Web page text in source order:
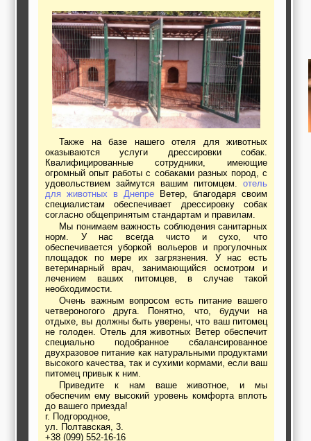
Трудоустройство,
кадровые агентства,
крюининг
Программирование
сайта
Также на базе нашего отеля для животных
оказываются услуги дрессировки собак.
Квалифицированные сотрудники, имеющие
огромный опыт работы с собаками разных пород, с
удовольствием займутся вашим питомцем. отель
для животных в Днепре Ветер, благодаря своим
специалистам обеспечивает дрессировку собак
согласно общепринятым стандартам и правилам.
Мы понимаем важность соблюдения санитарных
норм. У нас всегда чисто и сухо, что
обеспечивается уборкой вольеров и прогулочных
площадок по мере их загрязнения. У нас есть
ветеринарный врач, занимающийся осмотром и
лечением ваших питомцев, в случае такой
необходимости.
Очень важным вопросом есть питание вашего
четвероногого друга. Понятно, что, будучи на
отдыхе, вы должны быть уверены, что ваш питомец
не голоден. Отель для животных Ветер обеспечит
специально подобранное сбалансированное
двухразовое питание как натуральными продуктами
высокого качества, так и сухими кормами, если ваш
питомец привык к ним.
Приведите к нам ваше животное, и мы
обеспечим ему высокий уровень комфорта вплоть
до вашего приезда!
г. Подгородное,
ул. Полтавская, 3.
+38 (099) 552-16-16